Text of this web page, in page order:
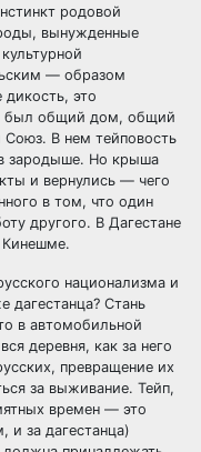
родовой
вынужденные
— образом
это
был общий дом, общий
В нем тейповость
зародыше. Но крыша
и вернулись — чего
в том, что один
другого. В Дагестане
Кинешме.
национализма и
дагестанца? Стань
в автомобильной
деревня, как за него
превращение их
за выживание. Тейп,
времен — это
и за дагестанца)